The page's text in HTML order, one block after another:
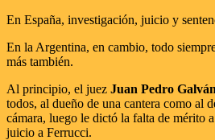
En España, investigación, juicio y
En la Argentina, en cambio, todo
más también.
Al principio, el juez Juan Pedro
todos, al dueño de una cantera como al
cámara, luego le dictó la falta de mérito
juicio a Ferrucci.